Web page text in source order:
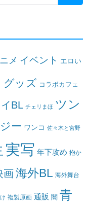
メ イベント エロい
グッズ コラボカフェ
BL チェリまほ ツン
ー ワンコ 佐々木と宮野
実写 年下攻め 抱か
画海外BL 海外舞台
複製原画 通販 闇 青